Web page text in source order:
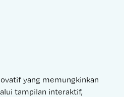
yang memungkinkan
tampilan interaktif,